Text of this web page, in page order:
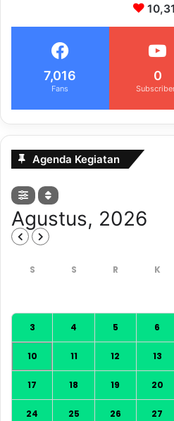
7,016
Fans
0
Agenda Kegiatan
Agustus, 2026
3 4 5 6
10 11 12 13
17 18 19 20
24 25 26 27